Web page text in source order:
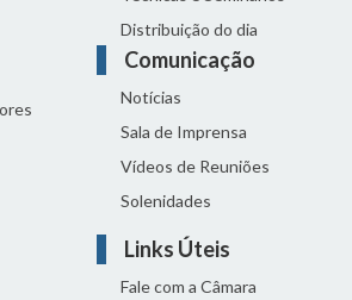
Distribuição do dia
Comunicação
Notícias
Sala de Imprensa
Vídeos de Reuniões
Solenidades
Links Úteis
Fale com a Câmara